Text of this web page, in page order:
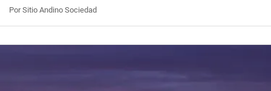
Por Sitio Andino Sociedad